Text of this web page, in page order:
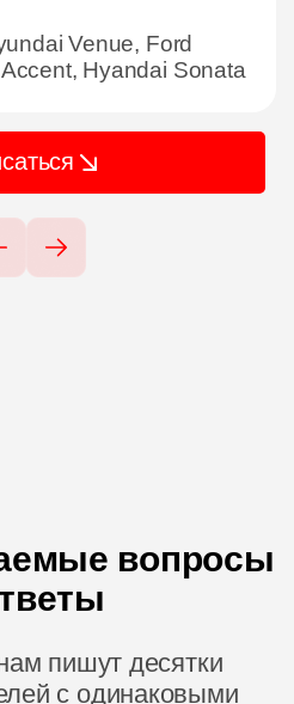
Venue, Ford
Hyandai Sonata
вопросы
пишут десятки
с одинаковыми